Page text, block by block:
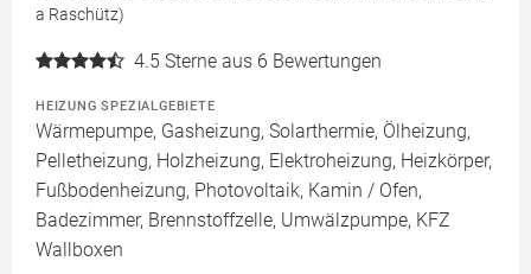
a Raschütz)
4.5 Sterne aus 6 Bewertungen
HEIZUNG SPEZIALGEBIETE
Wärmepumpe, Gasheizung, Solarthermie, Ölheizung,
Pelletheizung, Holzheizung, Elektroheizung, Heizkörper,
Fußbodenheizung, Photovoltaik, Kamin / Ofen,
Badezimmer, Brennstoffzelle, Umwälzpumpe, KFZ
Wallboxen